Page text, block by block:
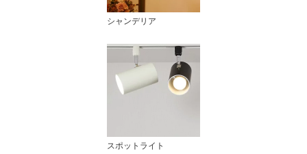
シャンデリア
スポットライト